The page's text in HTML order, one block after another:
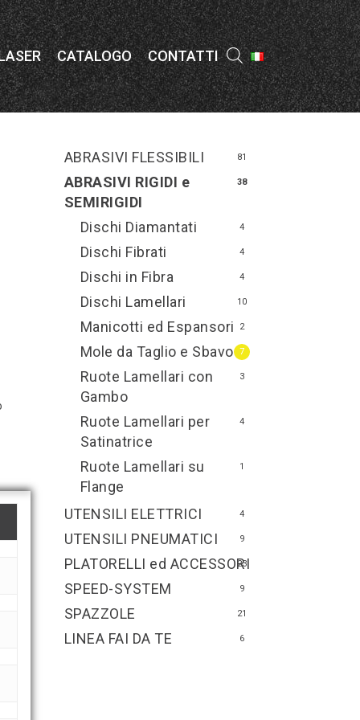
CATALOGO CONTATTI
ABRASIVI FLESSIBILI 81
ABRASIVI RIGIDI e
SEMIRIGIDI
38
Dischi Diamantati 4
Dischi Fibrati 4
Dischi in Fibra 4
Dischi Lamellari 10
Manicotti ed Espansori 2
Mole da Taglio e Sbavo 7
Ruote Lamellari con
Gambo
3
Ruote Lamellari per
Satinatrice
4
Ruote Lamellari su
Flange
1
LINEA FAI DA TE 6
PLATORELLI ed ACCESSORI
23
SPAZZOLE 21
SPEED-SYSTEM 9
UTENSILI ELETTRICI 4
UTENSILI PNEUMATICI 9
Menu